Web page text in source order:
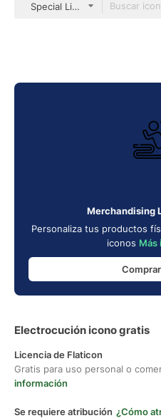
Special Lineal
Merchandising
Personaliza tus productos
iconos Más
Electrocución icono gratis
Licencia de Flaticon
Gratis para uso personal o
información
Se requiere atribución ¿Cómo